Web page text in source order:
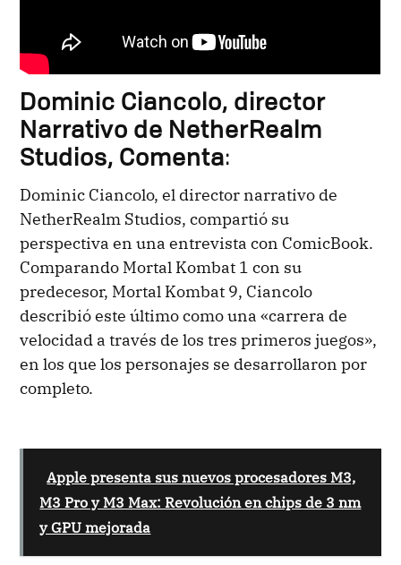
Dominic Ciancolo, director
Narrativo de NetherRealm
Studios, Comenta:
Dominic Ciancolo, el director narrativo de
NetherRealm Studios, compartió su
perspectiva en una entrevista con ComicBook.
Comparando Mortal Kombat 1 con su
predecesor, Mortal Kombat 9, Ciancolo
describió este último como una «carrera de
velocidad a través de los tres primeros juegos»,
en los que los personajes se desarrollaron por
completo.
Apple presenta sus nuevos procesadores M3,
M3 Pro y M3 Max: Revolución en chips de 3 nm
y GPU mejorada